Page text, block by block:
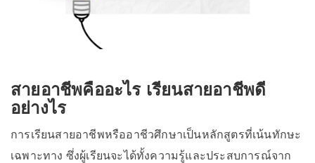
สายอาชีพคืออะไร เรียนสายอาชีพดี
อย่างไร
การเรียนสายอาชีพหรืออาชีวศึกษาเป็นหลักสูตรที่เน้นทักษะ
เฉพาะทาง ซึ่งผู้เรียนจะได้ทั้งความรู้และประสบการณ์จาก